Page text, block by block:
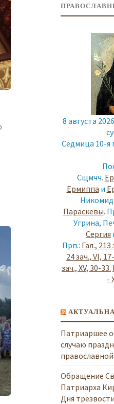
8 августа
Седмица 10-я
Сщмчч.
Ермиппа и
Параскевы.
Угрина,
Сергия
Прп.: Гал., 213
24 зач., VI,
зач., XV, 30-33.
-
Патриаршее
случаю
Обращение
Патриарха
Дня трезвости